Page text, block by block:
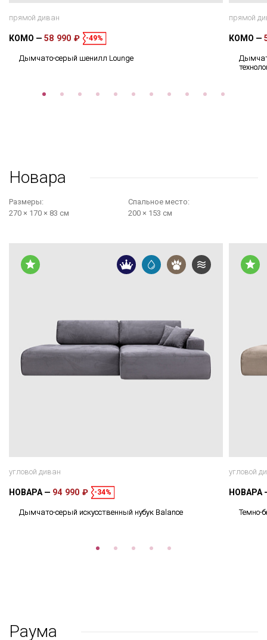
прямой диван
КОМО 58 990 ₽ -49%
Дымчато-серый шенилл Lounge
прямой
КОМО
Новара
Размеры:
270 × 170 × 83 см
Cпальное место:
200 × 153 см
угловой диван
НОВАРА 94 990 ₽ -34%
Дымчато-серый искусственный нубук Balance
угловой
НОВАРА
Темно-
Раума